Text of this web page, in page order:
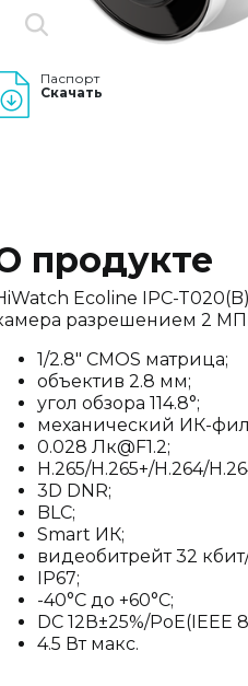
Паспорт
Скачать
продукте
Ecoline IPC-
разрешением 2
1/2.8" CMOS матрица;
объектив 2.8 мм;
угол обзора 114.8°;
механический ИК-
0.028 Лк@F1.2;
H.265/H.265+/H.264/
3D DNR;
BLC;
Smart ИК;
видеобитрейт 32
IP67;
-40°C до +60°C;
DC 12В±25%/PoE(IEEE
4.5 Вт макс.